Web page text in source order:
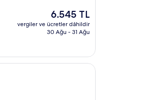
Güncel
fiyat:
6.545 TL
6.545 TL
vergiler ve ücretler dâhildir
30 Ağu - 31 Ağu